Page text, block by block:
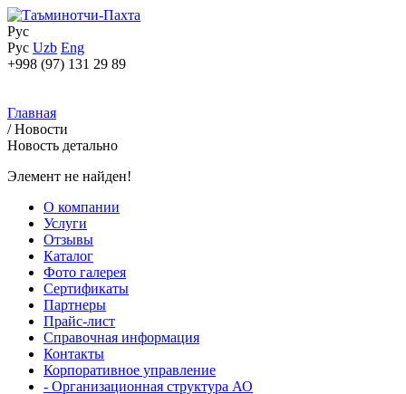
Рус
Рус Uzb Eng
+998 (97) 131 29 89
Главная
/Новости
Новость детально
Элемент не найден!
О компании
Услуги
Отзывы
Каталог
Фото галерея
Сертификаты
Партнеры
Прайс-лист
Справочная информация
Контакты
Корпоративное управление
- Организационная структура АО